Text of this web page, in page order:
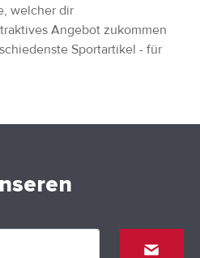
welcher dir
Angebot zukommen
Sportartikel - für